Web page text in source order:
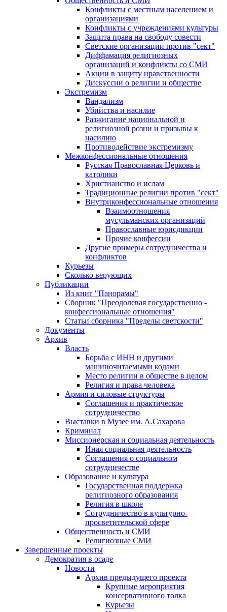
Конфликты с местным населением и
организациями
Конфликты с учреждениями культуры
Защита права на свободу совести
Светские организации против "сект"
Диффамация религиозных
организаций и конфликты со СМИ
Акции в защиту нравственности
Дискуссии о религии и обществе
Экстремизм
Вандализм
Убийства и насилие
Разжигание национальной и
религиозной розни и призывы к
насилию
Противодействие экстремизму
Межконфессиональные отношения
Русская Православная Церковь и
католики
Христианство и ислам
Традиционные религии против "сект"
Внутриконфессиональные отношения
Взаимоотношения
мусульманских организаций
Православные юрисдикции
Прочие конфессии
Другие примеры сотрудничества и
конфликтов
Курьезы
Сколько верующих
Публикации
Из книг "Панорамы"
Сборник "Преодолевая государственно -
конфессиональные отношения"
Статьи сборника "Пределы светскости"
Документы
Архив
Власть
Борьба с ИНН и другими
машиночитаемыми кодами
Место религии в обществе в целом
Религия и права человека
Армия и силовые структуры
Соглашения и практическое
сотрудничество
Выставки в Музее им. А.Сахарова
Криминал
Миссионерская и социальная деятельность
Иная социальная деятельность
Соглашения о социальном
сотрудничестве
Образование и культура
Государственная поддержка
религиозного образования
Религия в школе
Сотрудничество в культурно-
просветительской сфере
Общественность и СМИ
Религиозные СМИ
Завершенные проекты
Демократия в осаде
Новости
Архив предыдущего проекта
Крупные мероприятия
консервативного толка
Курьезы